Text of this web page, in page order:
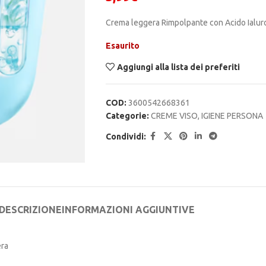
Crema leggera Rimpolpante con Acido
Esaurito
Aggiungi alla lista dei preferiti
COD: 3600542668361
Categorie: CREME VISO, IGIENE PERSONA
Condividi:
INFORMAZIONI AGGIUNTIVE